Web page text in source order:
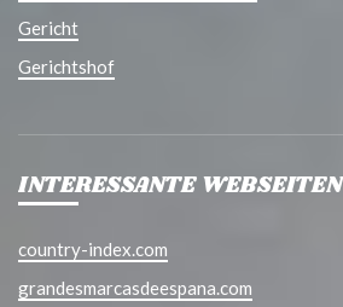
Gericht
Gerichtshof
INTERESSANTE WEBSEITEN
country-index.com
grandesmarcasdeespana.com